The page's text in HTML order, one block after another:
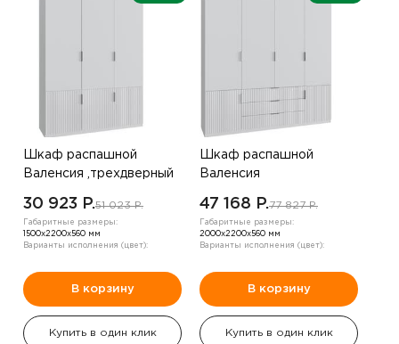
Шкаф распашной
Валенсия ,трехдверный
30 923 P.51 023 P.
Габаритные размеры:
1500х2200х560 мм
Варианты исполнения (цвет):
В корзину
Купить в один клик
Шкаф распашной
Валенсия
47 168 P.77 827 P.
Габаритные размеры:
2000х2200х560 мм
Варианты исполнения (цвет):
В корзину
Купить в один клик